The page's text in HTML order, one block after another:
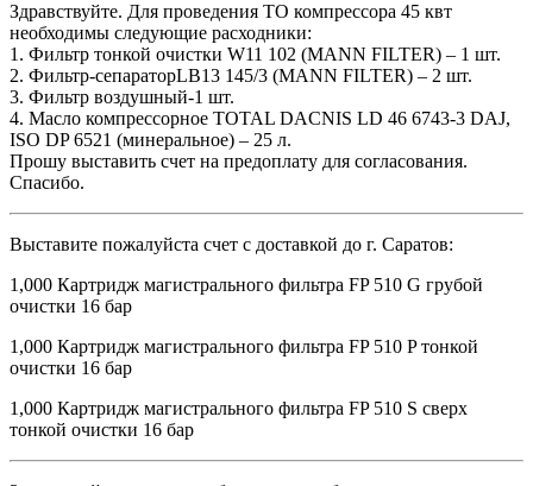
Здравствуйте. Для проведения ТО компрессора 45 квт
необходимы следующие расходники:
1. Фильтр тонкой очистки W11 102 (MANN FILTER) – 1 шт.
2. Фильтр-сепараторLB13 145/3 (MANN FILTER) – 2 шт.
3. Фильтр воздушный-1 шт.
4. Масло компрессорное TOTAL DACNIS LD 46 6743-3 DAJ,
ISO DP 6521 (минеральное) – 25 л.
Прошу выставить счет на предоплату для согласования.
Спасибо.
Выставите пожалуйста счет с доставкой до г. Саратов:
1,000 Картридж магистрального фильтра FP 510 G грубой
очистки 16 бар
1,000 Картридж магистрального фильтра FP 510 P тонкой
очистки 16 бар
1,000 Картридж магистрального фильтра FP 510 S сверх
тонкой очистки 16 бар